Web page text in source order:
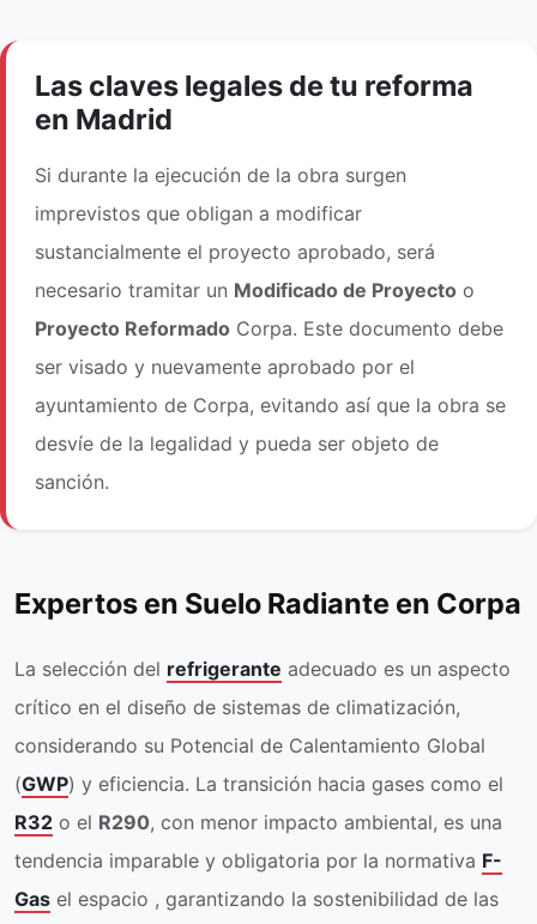
Las claves legales de tu reforma
en Madrid
Si durante la ejecución de la obra surgen
imprevistos que obligan a modificar
sustancialmente el proyecto aprobado, será
necesario tramitar un Modificado de Proyecto o
Proyecto Reformado Corpa. Este documento debe
ser visado y nuevamente aprobado por el
ayuntamiento de Corpa, evitando así que la obra se
desvíe de la legalidad y pueda ser objeto de
sanción.
Expertos en Suelo Radiante en Corpa
La selección del refrigerante adecuado es un aspecto
crítico en el diseño de sistemas de climatización,
considerando su Potencial de Calentamiento Global
(GWP) y eficiencia. La transición hacia gases como el
R32 o el R290, con menor impacto ambiental, es una
tendencia imparable y obligatoria por la normativa F-
Gas el espacio , garantizando la sostenibilidad de las